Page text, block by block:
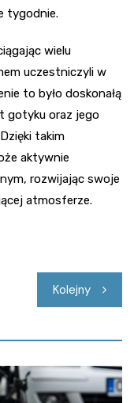
tygodnie.
wielu
uczestniczyli w
to było doskonałą
gotyku oraz jego
takim
aktywnie
rozwijając swoje
atmosferze.
Kolejny